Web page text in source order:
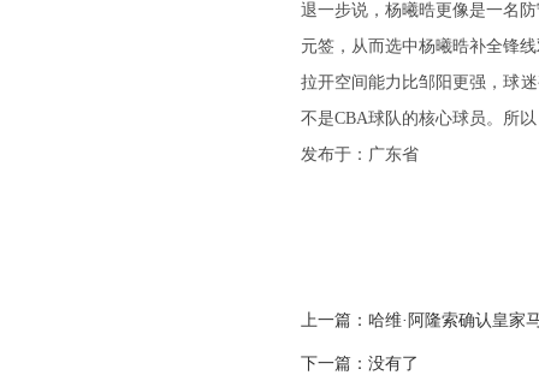
退一步说，杨曦晧更像是一名
元签，从而选中杨曦晧补全锋
拉开空间能力比邹阳更强，球
不是CBA球队的核心球员。所
发布于：广东省
上一篇： 哈维·阿隆索确认皇家
下一篇：没有了